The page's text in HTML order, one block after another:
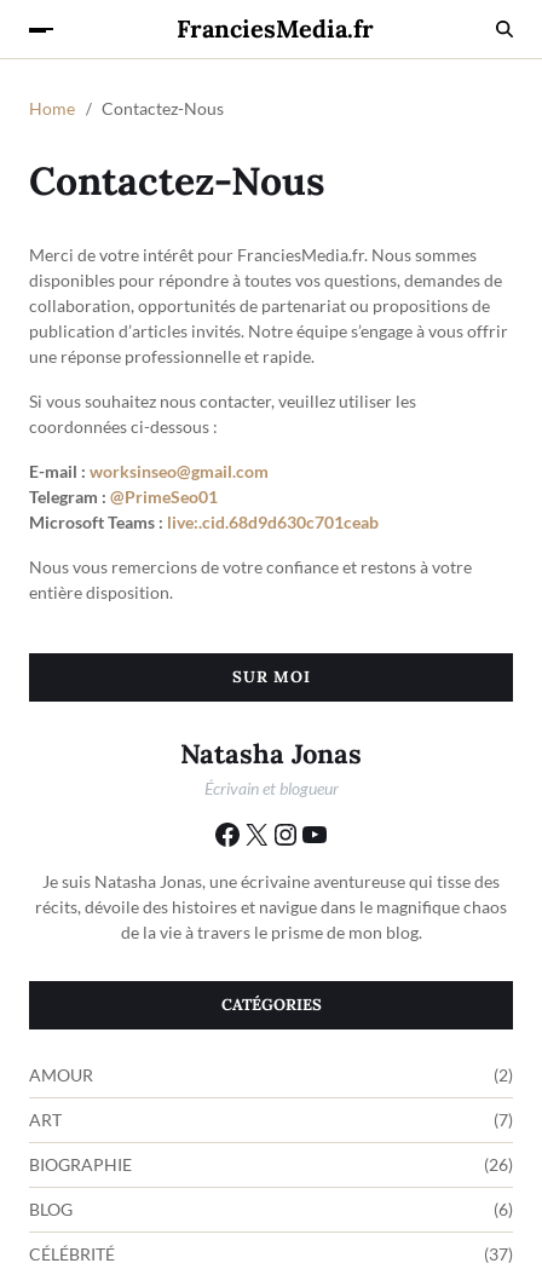
FranciesMedia.fr
Home Contactez-Nous
Contactez-Nous
Merci de votre intérêt pour FranciesMedia.fr. Nous sommes
disponibles pour répondre à toutes vos questions, demandes de
collaboration, opportunités de partenariat ou propositions de
publication d’articles invités. Notre équipe s’engage à vous offrir
une réponse professionnelle et rapide.
Si vous souhaitez nous contacter, veuillez utiliser les
coordonnées ci-dessous :
E-mail : worksinseo@gmail.com
Telegram : @PrimeSeo01
Microsoft Teams : live:.cid.68d9d630c701ceab
Nous vous remercions de votre confiance et restons à votre
entière disposition.
SUR MOI
Natasha Jonas
Écrivain et blogueur
Je suis Natasha Jonas, une écrivaine aventureuse qui tisse des
récits, dévoile des histoires et navigue dans le magnifique chaos
de la vie à travers le prisme de mon blog.
CATÉGORIES
AMOUR (2)
ART (7)
BIOGRAPHIE (26)
BLOG (6)
CÉLÉBRITÉ (37)